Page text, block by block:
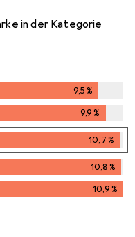
in der Kategorie
9,5%
9,9%
10,7%
10,8%
10,9%